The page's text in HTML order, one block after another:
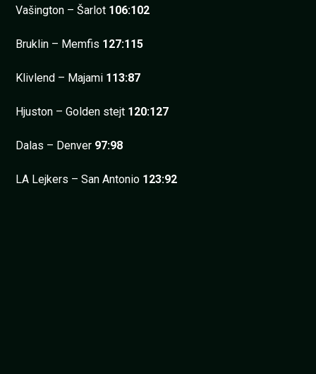
Vašington – Šarlot 106:102
Bruklin – Memfis 127:115
Klivlend – Majami 113:87
Hjuston – Golden stejt 120:127
Dalas – Denver 97:98
LA Lejkers – San Antonio 123:92